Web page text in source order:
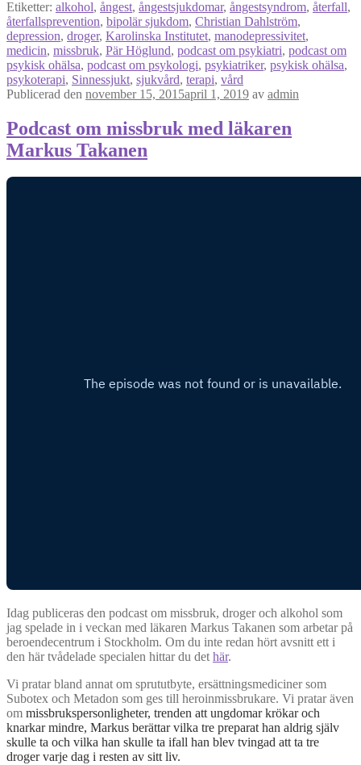
Etiketter: alkohol, ångest, ångestsjukdomar, ångestsyndrom, återfall,
återfallsprevention, bipolär sjukdom, Christian Dahlström,
depression, droger, Karolinska Institutet, manodepressivitet,
medicin, missbruk, Pär Höglund, podcast om psykiatri, podcast om
psykisk ohälsa, podcast om psykologi, psykiatriker, psykisk ohälsa,
psykoterapi, Sinnessjukt, sjukvård, terapi, vård
Publicerad den november 15, 2015april 1, 2019 av admin
Podcast om missbruk med läkaren
Markus Takanen
Idag publiceras den podcast om missbruk, droger och alkohol som
jag spelade in i veckan med läkaren Markus Takanen som arbetar på
beroendecentrum i Stockholm. Om du inte redan hört avsnitt ett i
den här tvådelade specialen hittar du dethär.
Vi pratar bland annat om sprututbyte, ersättningsmediciner som
Subotex och Metadon som ges till heroinmissbrukare. Vi pratar även
om missbrukspersonligheter, trenden att ungdomar krökar och
knarkar mindre, Markus berättar vilka tre preparat han aldrig själv
skulle ta och vilka han skulle ta ifall han blev tvingad att ta tre
droger varje dag i resten av sitt liv.